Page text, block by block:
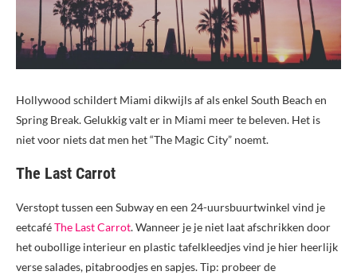
Hollywood schildert Miami dikwijls af als enkel South Beach en
Spring Break. Gelukkig valt er in Miami meer te beleven. Het is
niet voor niets dat men het “The Magic City” noemt.
The Last Carrot
Verstopt tussen een Subway en een 24-uursbuurtwinkel vind je
eetcaféThe Last Carrot. Wanneer je je niet laat afschrikken door
het oubollige interieur en plastic tafelkleedjes vind je hier heerlijk
verse salades, pitabroodjes en sapjes. Tip: probeer de